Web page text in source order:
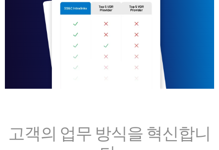
고객의 업무 방식을 혁신합니